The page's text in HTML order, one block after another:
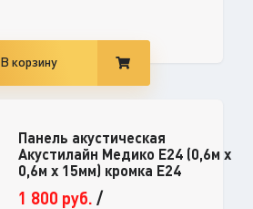
В корзину
Панель акустическая
Акустилайн Медико E24 (0,6м х
0,6м х 15мм) кромка Е24
1 800 руб. /